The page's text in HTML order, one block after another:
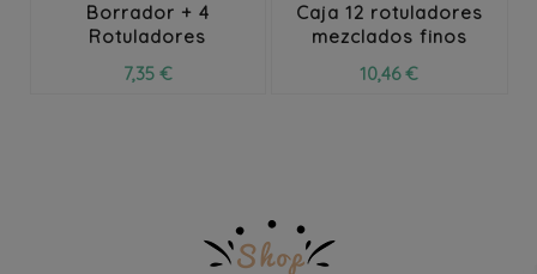
Borrador + 4
Rotuladores
7,35 €
Caja 12 rotuladores
mezclados finos
10,46 €